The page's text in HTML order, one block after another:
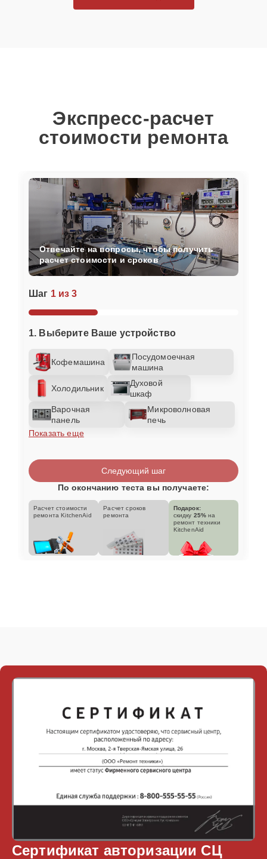
Экспресс-расчет
стоимости ремонта
Шаг 1 из 3
1. Выберите Ваше устройство
Кофемашина
Посудомоечная
машина
Холодильник
Духовой
шкаф
Варочная
панель
Микроволновая
печь
Показать еще
Отвечайте на вопросы, чтобы получить
расчет стоимости и сроков
Следующий шаг
По окончанию теста вы получаете:
Расчет стоимости
ремонта KitchenAid
Расчет сроков
ремонта
Подарок:
скидку 25% на
ремонт техники
KitchenAid
Сертификат авторизации СЦ